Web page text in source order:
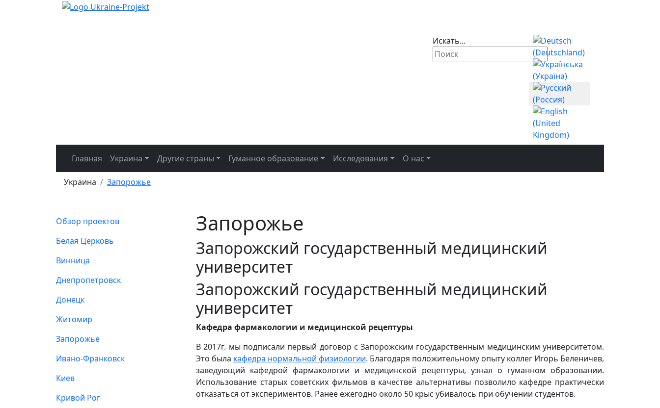
Искать... Выберите язык
Главная Украина Другие страны Гуманное образование Исследования О нас
Украина Запорожье
Обзор проектов
Белая Церковь
Винница
Днепропетровск
Донецк
Житомир
Запорожье
Ивано-Франковск
Киев
Кривой Рог
Запорожье
Запорожский государственный медицинский
университет
Запорожский государственный медицинский
университет
Кафедра фармакологии и медицинской рецептуры
В 2017г. мы подписали первый договор с Запорожским государственным медицинским университетом.
Это была кафедра нормальной физиологии. Благодаря положительному опыту коллег Игорь Беленичев,
заведующий кафедрой фармакологии и медицинской рецептуры, узнал о гуманном образовании.
Использование старых советских фильмов в качестве альтернативы позволило кафедре практически
отказаться от экспериментов. Ранее ежегодно около 50 крыс убивалось при обучении студентов.